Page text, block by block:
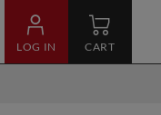
LOG IN CART